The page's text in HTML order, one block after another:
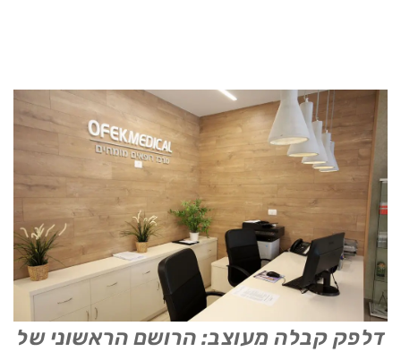
דלפק קבלה מעוצב: הרושם הראשוני של